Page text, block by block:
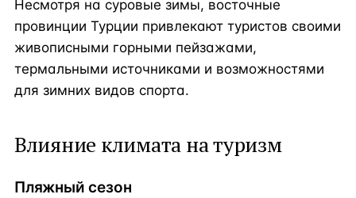
Несмотря на суровые зимы, восточные
провинции Турции привлекают туристов своими
живописными горными пейзажами,
термальными источниками и возможностями
для зимних видов спорта.
Влияние климата на туризм
Пляжный сезон